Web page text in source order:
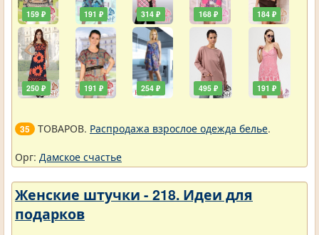
159 ₽
250 ₽
191 ₽
191 ₽
314 ₽
254 ₽
168 ₽
495 ₽
184 ₽
191 ₽
35 ТОВАРОВ. Распродажа взрослое одежда белье.
Орг: Дамское счастье
Женские штучки - 218. Идеи для
подарков